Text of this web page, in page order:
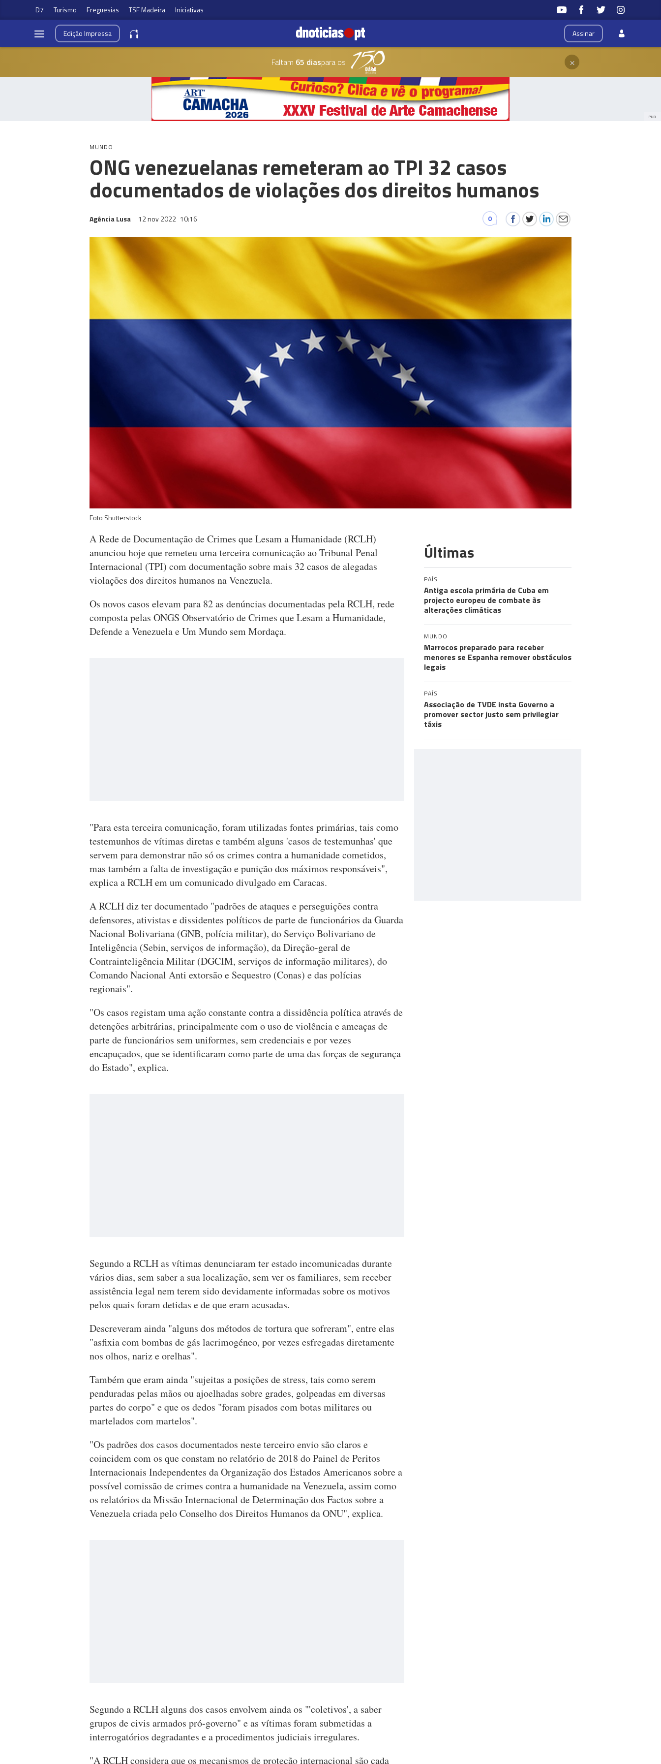
D7 Turismo Freguesias TSF Madeira Iniciativas
Assinar
EdiçãoImpressa
Faltam 65 diaspara os ×
PUB
MUNDO
ONG venezuelanas remeteram ao TPI 32 casos
documentados de violações dos direitos humanos
Agência Lusa 12 nov 2022 10:16 0
Foto Shutterstock
A Rede de Documentação de Crimes que Lesam a Humanidade (RCLH)
anunciou hoje que remeteu uma terceira comunicação ao Tribunal Penal
Internacional (TPI) com documentação sobre mais 32 casos de alegadas
violações dos direitos humanos na Venezuela.
Os novos casos elevam para 82 as denúncias documentadas pela RCLH, rede
composta pelas ONGS Observatório de Crimes que Lesam a Humanidade,
Defende a Venezuela e Um Mundo sem Mordaça.
"Para esta terceira comunicação, foram utilizadas fontes primárias, tais como
testemunhos de vítimas diretas e também alguns 'casos de testemunhas' que
servem para demonstrar não só os crimes contra a humanidade cometidos,
mas também a falta de investigação e punição dos máximos responsáveis",
explica a RCLH em um comunicado divulgado em Caracas.
A RCLH diz ter documentado "padrões de ataques e perseguições contra
defensores, ativistas e dissidentes políticos de parte de funcionários da Guarda
Nacional Bolivariana (GNB, polícia militar), do Serviço Bolivariano de
Inteligência (Sebin, serviços de informação), da Direção-geral de
Contrainteligência Militar (DGCIM, serviços de informação militares), do
Comando Nacional Anti extorsão e Sequestro (Conas) e das polícias
regionais".
"Os casos registam uma ação constante contra a dissidência política através de
detenções arbitrárias, principalmente com o uso de violência e ameaças de
parte de funcionários sem uniformes, sem credenciais e por vezes
encapuçados, que se identificaram como parte de uma das forças de segurança
do Estado", explica.
Segundo a RCLH as vítimas denunciaram ter estado incomunicadas durante
vários dias, sem saber a sua localização, sem ver os familiares, sem receber
assistência legal nem terem sido devidamente informadas sobre os motivos
pelos quais foram detidas e de que eram acusadas.
Descreveram ainda "alguns dos métodos de tortura que sofreram", entre elas
"asfixia com bombas de gás lacrimogéneo, por vezes esfregadas diretamente
nos olhos, nariz e orelhas".
Também que eram ainda "sujeitas a posições de stress, tais como serem
penduradas pelas mãos ou ajoelhadas sobre grades, golpeadas em diversas
partes do corpo" e que os dedos "foram pisados com botas militares ou
martelados com martelos".
"Os padrões dos casos documentados neste terceiro envio são claros e
coincidem com os que constam no relatório de 2018 do Painel de Peritos
Internacionais Independentes da Organização dos Estados Americanos sobre a
possível comissão de crimes contra a humanidade na Venezuela, assim como
os relatórios da Missão Internacional de Determinação dos Factos sobre a
Venezuela criada pelo Conselho dos Direitos Humanos da ONU", explica.
Segundo a RCLH alguns dos casos envolvem ainda os "'coletivos', a saber
grupos de civis armados pró-governo" e as vítimas foram submetidas a
interrogatórios degradantes e a procedimentos judiciais irregulares.
"A RCLH considera que os mecanismos de proteção internacional são cada
Últimas
PAÍS
Antiga escola primária de Cuba em
projecto europeu de combate às
alterações climáticas
MUNDO
Marrocos preparado para receber
menores se Espanha remover obstáculos
legais
PAÍS
Associação de TVDE insta Governo a
promover sector justo sem privilegiar
táxis